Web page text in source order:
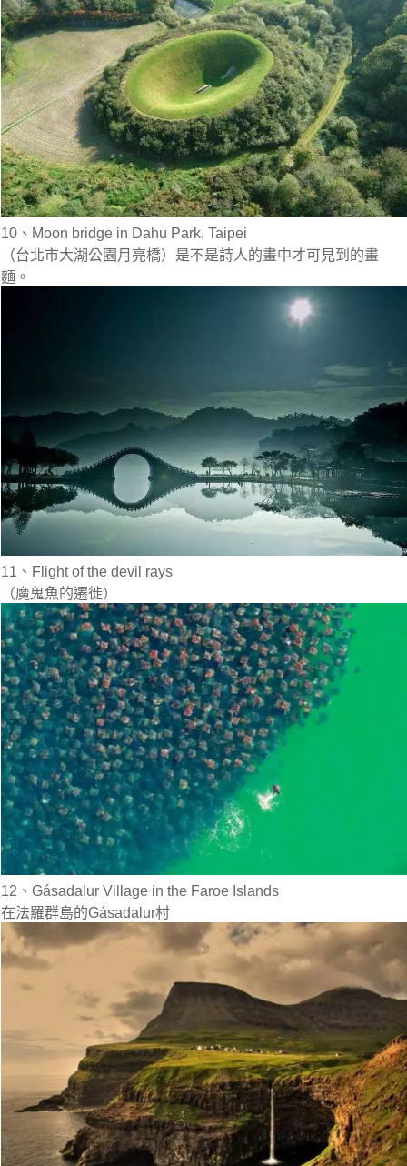
10、Moon bridge in Dahu Park, Taipei
（台北市大湖公園月亮橋）是不是詩人的畫中才可見到的畫
麵。
11、Flight of the devil rays
（魔鬼魚的遷徙）
12、Gásadalur Village in the Faroe Islands
在法羅群島的Gásadalur村